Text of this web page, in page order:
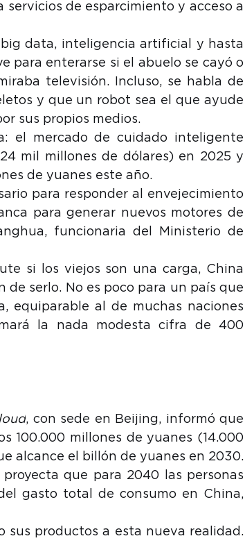
de esparcimiento y acceso a
data, inteligencia artificial y hasta
para enterarse si el abuelo se cayó o
televisión. Incluso, se habla de
y que un robot sea el que ayude
sus propios medios.
el mercado de cuidado inteligente
mil millones de dólares) en 2025 y
de yuanes este año.
para responder al envejecimiento
para generar nuevos motores de
funcionaria del Ministerio de
si los viejos son una carga, China
serlo. No es poco para un país que
equiparable al de muchas naciones
la nada modesta cifra de 400
, con sede en Beijing, informó que
100.000 millones de yuanes (14.000
alcance el billón de yuanes en 2030.
que para 2040 las personas
gasto total de consumo en China,
sus productos a esta nueva realidad.